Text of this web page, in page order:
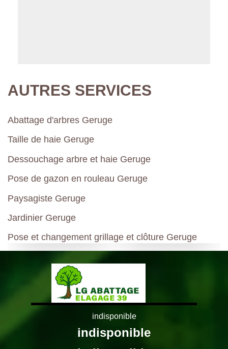
AUTRES SERVICES
Abattage d'arbres Geruge
Taille de haie Geruge
Dessouchage arbre et haie Geruge
Pose de gazon en rouleau Geruge
Paysagiste Geruge
Jardinier Geruge
Pose et changement grillage et clôture Geruge
indisponible
indisponible